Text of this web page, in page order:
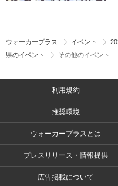
ウォーカープラス イベント
県のイベント
その他のイベント
利用規約
推奨環境
ウォーカープラスとは
プレスリリース・情報提供
広告掲載について